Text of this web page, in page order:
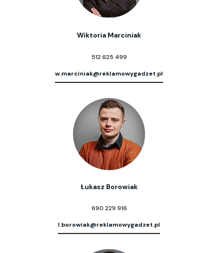
Wiktoria Marciniak
512 625 499
w.marciniak@reklamowygadzet.pl
Łukasz Borowiak
690 229 916
l.borowiak@reklamowygadzet.pl